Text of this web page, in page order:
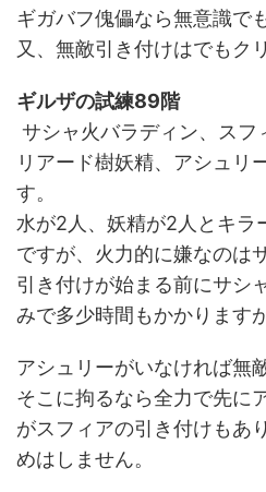
ギガバフ傀儡なら無意識で
又、無敵引き付けはでもク
ギルザの試練89階
サシャ火バラディン、スフ
リアード樹妖精、アシュリ
す。
水が2人、妖精が2人とキラ
ですが、火力的に嫌なのは
引き付けが始まる前にサシ
みで多少時間もかかります
アシュリーがいなければ無
そこに拘るなら全力で先に
がスフィアの引き付けもあ
めはしません。